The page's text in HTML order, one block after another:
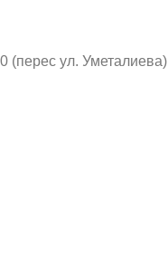
(перес ул. Уметалиева)